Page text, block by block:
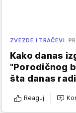
ZVEZDE I TRAČEVI
Kako danas
"Porodičnog
šta danas radi
Reaguj